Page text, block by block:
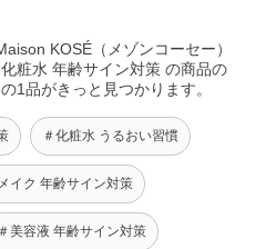
KOSÉ（メゾンコーセー）
粧水 年齢サイン対策 の商品の
1品がきっと見つかります。
＃化粧水 うるおい習慣
イク 年齢サイン対策
＃美容液 年齢サイン対策